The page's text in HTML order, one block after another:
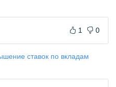
1 0
ставок по вкладам